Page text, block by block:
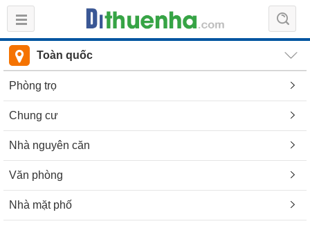
Toàn quốc
Phòng trọ
Chung cư
Nhà nguyên căn
Văn phòng
Nhà mặt phố